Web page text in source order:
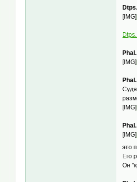
[IMG]
[IMG]
[IMG]
[IMG]
это
Его
Он